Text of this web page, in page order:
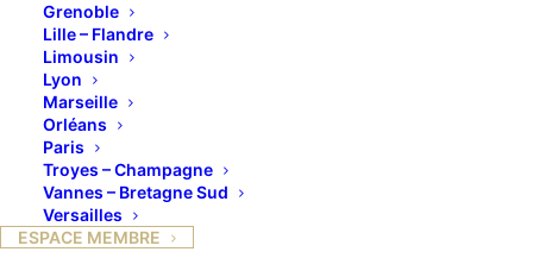
Grenoble
Lille – Flandre
Limousin
Lyon
Marseille
Orléans
Paris
Troyes – Champagne
Vannes – Bretagne Sud
Versailles
ESPACE MEMBRE
De l’Ombrie à Florence : entre le réel et le